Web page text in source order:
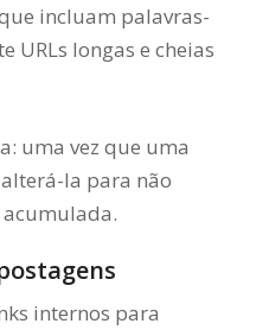
incluam palavras-
URLs longas e cheias
uma vez que uma
la para não
internos para